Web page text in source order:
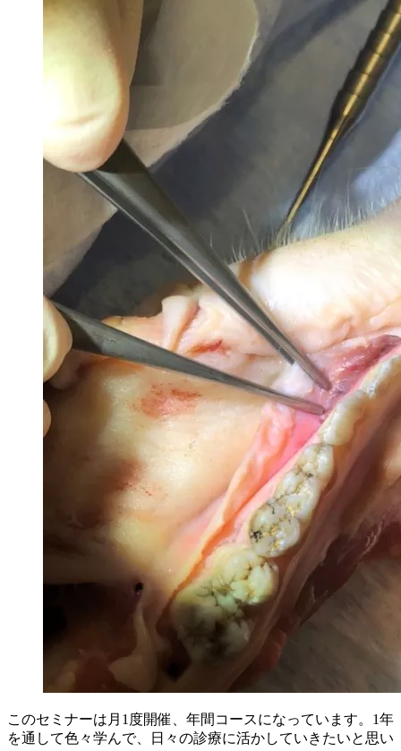
このセミナーは月1度開催、年間コースになっています。1年
を通して色々学んで、日々の診療に活かしていきたいと思い